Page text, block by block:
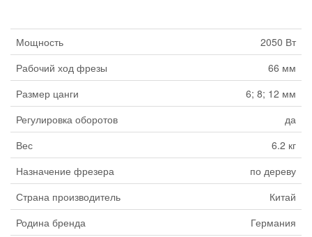
Мощность
2050 Вт
Рабочий ход фрезы
66 мм
Размер цанги
6; 8; 12 мм
Регулировка оборотов
да
Вес
6.2 кг
Назначение фрезера
по дереву
Страна производитель
Китай
Родина бренда
Германия